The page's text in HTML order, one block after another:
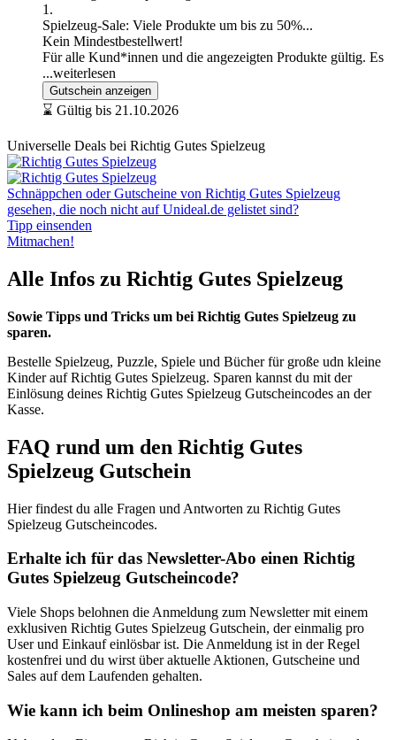
1.
Spielzeug-Sale: Viele Produkte um bis zu 50%...
Kein Mindestbestellwert!
Für alle Kund*innen und die angezeigten Produkte gültig. Es
...weiterlesen
Gutschein anzeigen
⌛ Gültig bis 21.10.2026
Universelle Deals bei Richtig Gutes Spielzeug
Schnäppchen oder Gutscheine von Richtig Gutes Spielzeug
gesehen, die noch nicht auf Unideal.de gelistet sind?
Tipp einsenden
Mitmachen!
Alle Infos zu Richtig Gutes Spielzeug
Sowie Tipps und Tricks um bei Richtig Gutes Spielzeug zu
sparen.
Bestelle Spielzeug, Puzzle, Spiele und Bücher für große udn kleine
Kinder auf Richtig Gutes Spielzeug. Sparen kannst du mit der
Einlösung deines Richtig Gutes Spielzeug Gutscheincodes an der
Kasse.
FAQ rund um den Richtig Gutes
Spielzeug Gutschein
Hier findest du alle Fragen und Antworten zu Richtig Gutes
Spielzeug Gutscheincodes.
Erhalte ich für das Newsletter-Abo einen Richtig
Gutes Spielzeug Gutscheincode?
Viele Shops belohnen die Anmeldung zum Newsletter mit einem
exklusiven Richtig Gutes Spielzeug Gutschein, der einmalig pro
User und Einkauf einlösbar ist. Die Anmeldung ist in der Regel
kostenfrei und du wirst über aktuelle Aktionen, Gutscheine und
Sales auf dem Laufenden gehalten.
Wie kann ich beim Onlineshop am meisten sparen?